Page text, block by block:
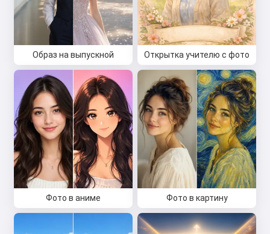
Образ на выпускной Открытка учителю с фото
Фото в аниме Фото в картину